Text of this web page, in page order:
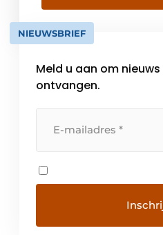
Nederland, Duitsland
staal op maat Wij zijn
staalproducten en […]
NIEUWSBRIEF
Meld u aan om
ontvangen.